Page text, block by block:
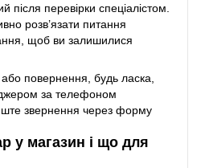
перевірки спеціалістом.
розв’язати питання
щоб ви залишилися
повернення, будь ласка,
за телефоном
звернення через форму
у магазин і що для